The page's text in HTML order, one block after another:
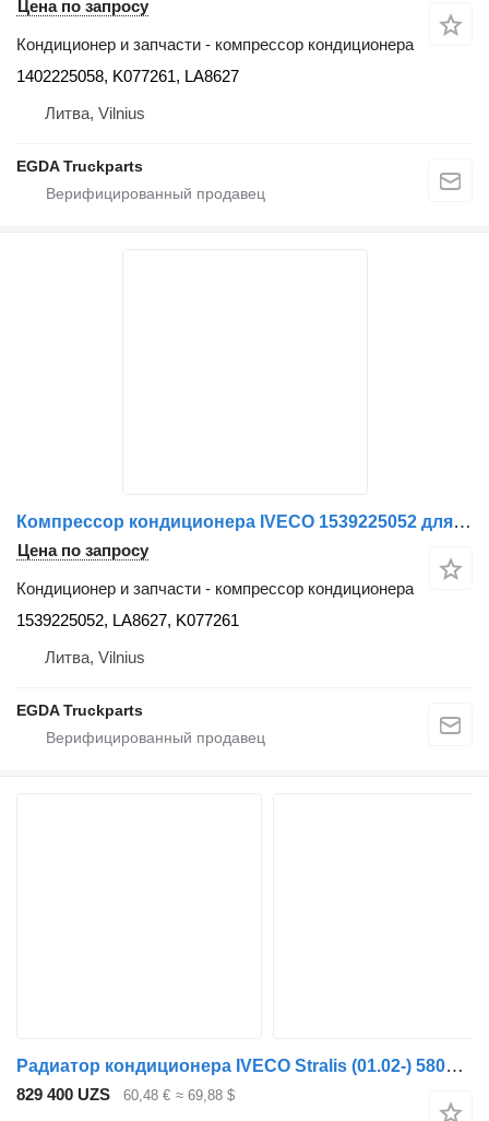
Цена по запросу
Кондиционер и запчасти - компрессор кондиционера
1402225058, K077261, LA8627
Литва, Vilnius
EGDA Truckparts
Компрессор кондиционера IVECO 1539225052 для тягача IVECO STRALIS 6
Цена по запросу
Кондиционер и запчасти - компрессор кондиционера
1539225052, LA8627, K077261
Литва, Vilnius
EGDA Truckparts
Радиатор кондиционера IVECO Stralis (01.02-) 5801350342 для тягача IVECO Stralis, Trakker (2002-)
829 400 UZS 60,48 € ≈ 69,88 $